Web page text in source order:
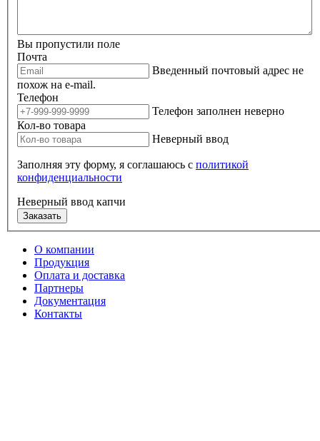
Вы пропустили поле
Почта
Введенный почтовый адрес не
похож на e-mail.
Телефон
Телефон заполнен неверно
Кол-во товара
Неверный ввод
Заполняя эту форму, я соглашаюсь с политикой
конфиденциальности
Неверный ввод капчи
Заказать
О компании
Продукция
Оплата и доставка
Партнеры
Документация
Контакты